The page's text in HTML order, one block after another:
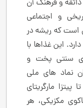
ذائقه و فرهنگ آن
و اجتماعی
است که ریشه در
این غذاها با
سنتی پخت و
نماد های ملی
مارگریتای
مکزیکی، هر